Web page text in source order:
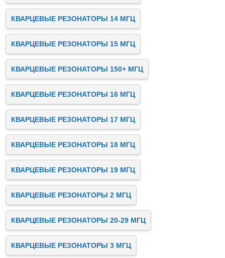
КВАРЦЕВЫЕ РЕЗОНАТОРЫ 14 МГЦ
КВАРЦЕВЫЕ РЕЗОНАТОРЫ 15 МГЦ
КВАРЦЕВЫЕ РЕЗОНАТОРЫ 150+ МГЦ
КВАРЦЕВЫЕ РЕЗОНАТОРЫ 16 МГЦ
КВАРЦЕВЫЕ РЕЗОНАТОРЫ 17 МГЦ
КВАРЦЕВЫЕ РЕЗОНАТОРЫ 18 МГЦ
КВАРЦЕВЫЕ РЕЗОНАТОРЫ 19 МГЦ
КВАРЦЕВЫЕ РЕЗОНАТОРЫ 2 МГЦ
КВАРЦЕВЫЕ РЕЗОНАТОРЫ 20-29 МГЦ
КВАРЦЕВЫЕ РЕЗОНАТОРЫ 3 МГЦ